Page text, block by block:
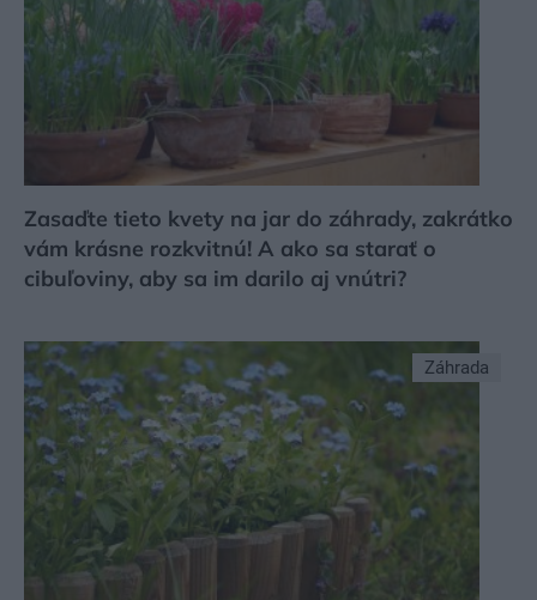
Zasaďte tieto kvety na jar do záhrady, zakrátko
vám krásne rozkvitnú! A ako sa starať o
cibuľoviny, aby sa im darilo aj vnútri?
Záhrada